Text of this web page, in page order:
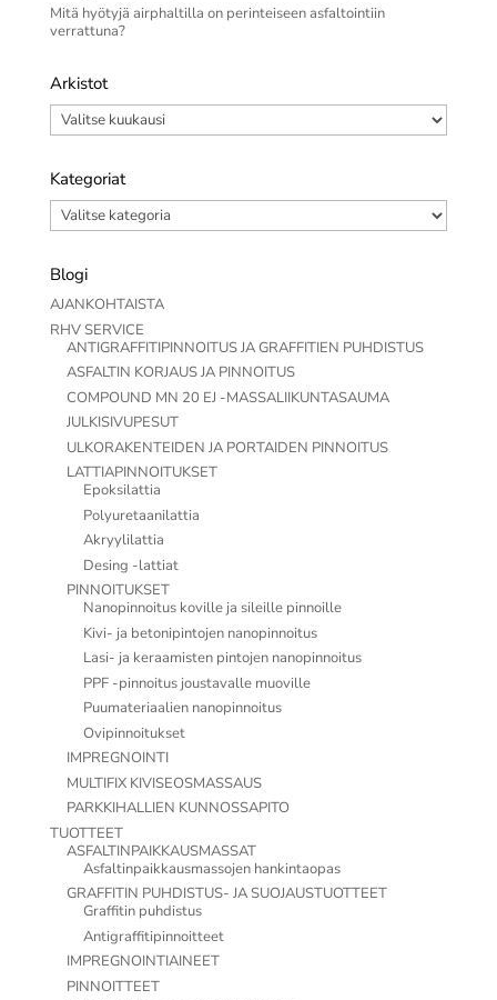
Mitä hyötyjä airphaltilla on perinteiseen asfaltointiin
verrattuna?
Arkistot
Arkistot
Kategoriat
Kategoriat
Blogi
AJANKOHTAISTA
RHV SERVICE
ANTIGRAFFITIPINNOITUS JA GRAFFITIEN PUHDISTUS
ASFALTIN KORJAUS JA PINNOITUS
COMPOUND MN 20 EJ -MASSALIIKUNTASAUMA
JULKISIVUPESUT
ULKORAKENTEIDEN JA PORTAIDEN PINNOITUS
LATTIAPINNOITUKSET
Epoksilattia
Polyuretaanilattia
Akryylilattia
Desing -lattiat
PINNOITUKSET
Nanopinnoitus koville ja sileille pinnoille
Kivi- ja betonipintojen nanopinnoitus
Lasi- ja keraamisten pintojen nanopinnoitus
PPF -pinnoitus joustavalle muoville
Puumateriaalien nanopinnoitus
Ovipinnoitukset
IMPREGNOINTI
MULTIFIX KIVISEOSMASSAUS
PARKKIHALLIEN KUNNOSSAPITO
TUOTTEET
ASFALTINPAIKKAUSMASSAT
Asfaltinpaikkausmassojen hankintaopas
GRAFFITIN PUHDISTUS- JA SUOJAUSTUOTTEET
Graffitin puhdistus
Antigraffitipinnoitteet
IMPREGNOINTIAINEET
PINNOITTEET